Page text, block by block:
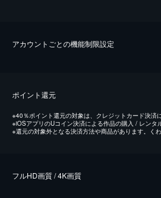
アカウントごとの機能制限設定
ポイント還元
※40％ポイント還元の対象は、クレジットカード決済
※iOSアプリのUコイン決済による作品の購入 / レンタ
※還元の対象外となる決済方法や商品があります。く
フルHD画質 / 4K画質